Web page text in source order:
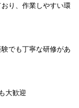
り、作業しやすい環
でも丁寧な研修があ
大歓迎